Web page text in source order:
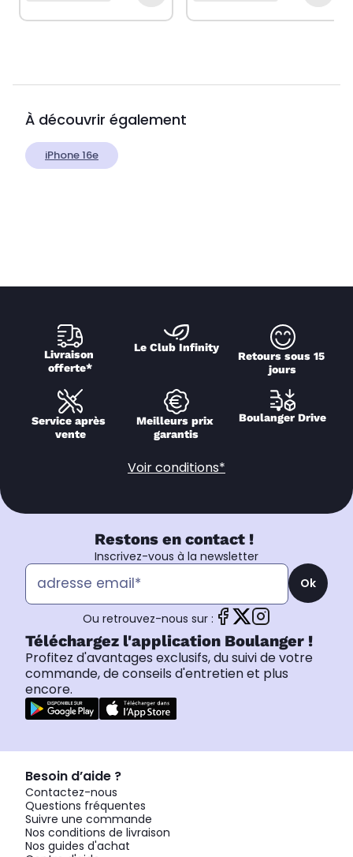
À découvrir également
iPhone 16e
Livraison
offerte*
Le Club Infinity
Retours sous 15
jours
Service après
vente
Meilleurs prix
garantis
Boulanger Drive
Voir conditions*
Restons en contact !
Inscrivez-vous à la newsletter
Ok
Ou retrouvez-nous sur :
Téléchargez l'application Boulanger !
Profitez d'avantages exclusifs, du suivi de votre
commande, de conseils d'entretien et plus
encore.
Besoin d’aide ?
Contactez-nous
Questions fréquentes
Suivre une commande
Nos conditions de livraison
Nos guides d'achat